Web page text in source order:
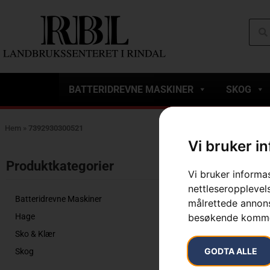
Vi bruker
Vi bruker
målrettede
besøkende
GODTA ALLE
BATTERIDREVNE MASKINER SKOG
Hem » 7392930300521
Produktkategorier​
Batteridrevne Maskiner
Hage
Sko & Klær
Skog